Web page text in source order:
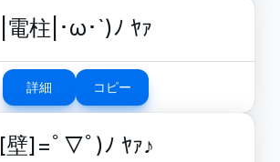
|電柱|･ω･`)ﾉ ﾔｧ
詳細 コピー
[壁]=ﾟ▽ﾟ)ﾉ ﾔｧ♪